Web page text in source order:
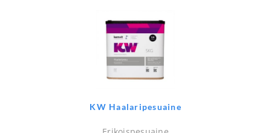
KW Haalaripesuaine